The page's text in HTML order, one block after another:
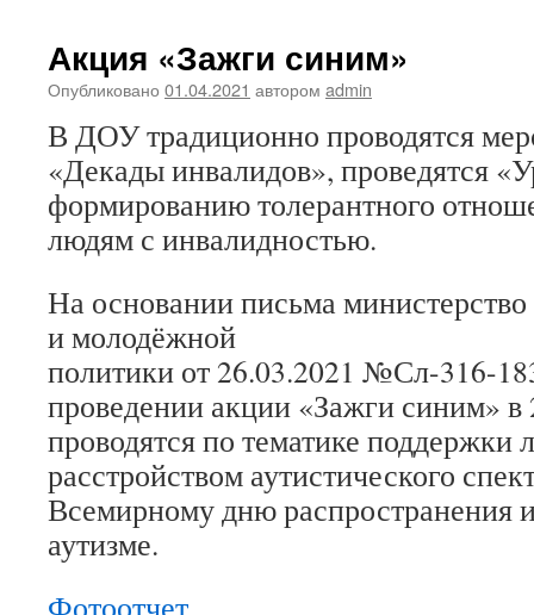
Акция «Зажги синим»
Опубликовано 01.04.2021 автором admin
В ДОУ традиционно проводятся
«Декады инвалидов», проведятся
формированию толерантного
людям с инвалидностью.
На основании письма министерство
и молодёжной
политики от 26.03.2021 №Сл-316-
проведении акции «Зажги синим» в
проводятся по тематике поддержки
расстройством аутистического
Всемирному дню распространения
аутизме.
Фотоотчет